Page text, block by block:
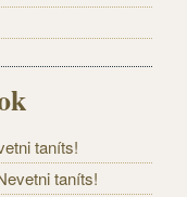
taníts!
taníts!